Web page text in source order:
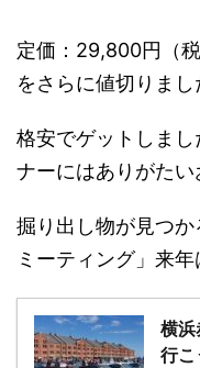
定価：29,800円（
をさらに値切りまし
格安でゲットしま
ナーにはありがたい
掘り出し物が見つ
ミーティング」来年
横浜
行こ